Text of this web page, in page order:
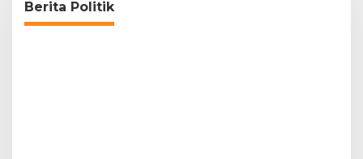
Berita Politik
Di Riau, Headline, Pelalawan, Politik